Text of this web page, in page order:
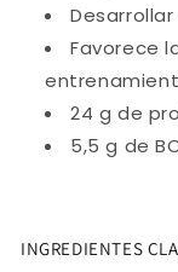
Favorece
24 g de
5,5 g de
INGREDIENTES